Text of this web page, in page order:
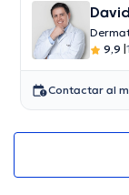
9,9 |
Contactar al